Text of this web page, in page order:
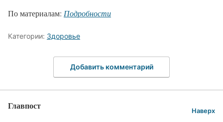
По материалам: Подробности
Категории: Здоровье
Добавить комментарий
Главпост Наверх